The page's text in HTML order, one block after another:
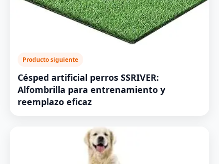
Producto siguiente
Césped artificial perros SSRIVER:
Alfombrilla para entrenamiento y
reemplazo eficaz